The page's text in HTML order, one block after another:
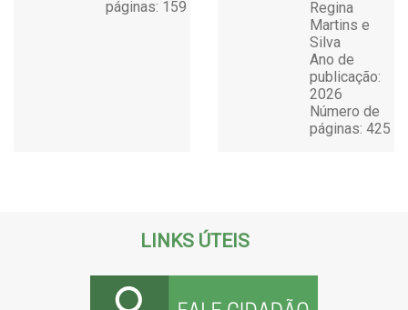
páginas: 159
Regina
Martins e
Silva
Ano de
publicação:
2026
Número de
páginas: 425
LINKS ÚTEIS